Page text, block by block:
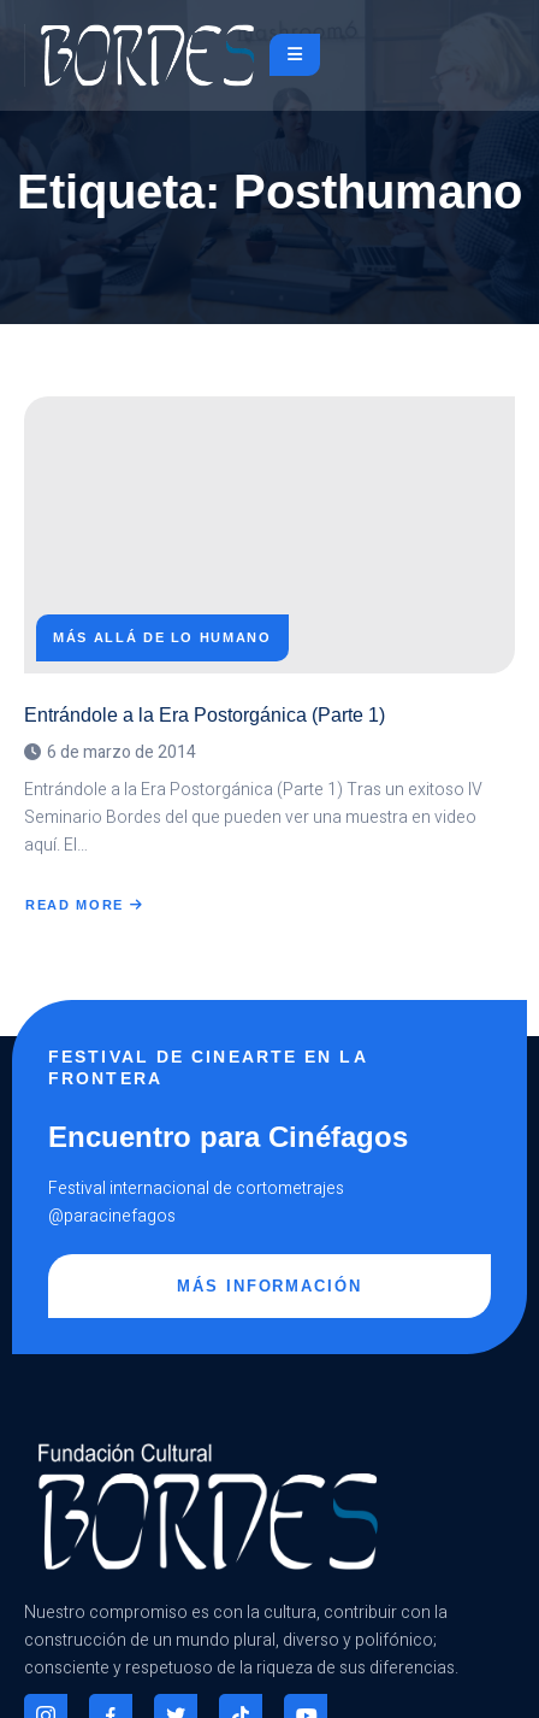
Etiqueta: Posthumano
MÁS ALLÁ DE LO HUMANO
Entrándole a la Era Postorgánica (Parte 1)
6 de marzo de 2014
Entrándole a la Era Postorgánica (Parte 1) Tras un exitoso IV
Seminario Bordes del que pueden ver una muestra en video
aquí. El…
READ MORE
ABOUT
FESTIVAL DE CINEARTE EN LA
FRONTERA
Encuentro para Cinéfagos
Festival internacional de cortometrajes
@paracinefagos
MÁS INFORMACIÓN
Nuestro compromiso es con la cultura, contribuir con la
construcción de un mundo plural, diverso y polifónico;
consciente y respetuoso de la riqueza de sus diferencias.